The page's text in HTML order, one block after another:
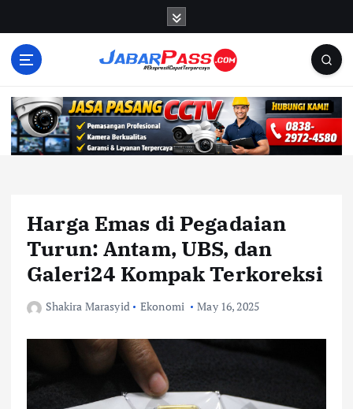
Harga Emas di Pegadaian
Turun: Antam, UBS, dan
Galeri24 Kompak Terkoreksi
Shakira Marasyid Ekonomi May 16, 2025